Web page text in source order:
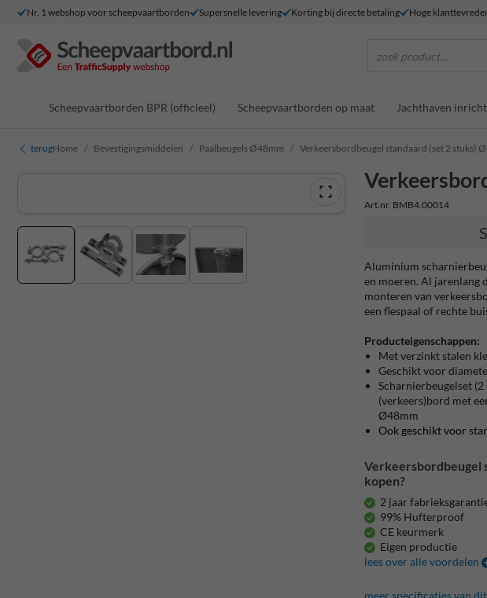
Nr. 1 webshop voor scheepvaartborden Supersnelle levering Korting bij directe betaling Hoge
zoek product...
Scheepvaartborden BPR (officieel) Scheepvaartborden op maat Jachthaven
terugHome Bevestigingsmiddelen Paalbeugels Ø48mm Verkeersbordbeugel standaard (set 2 stuks)
Art.nr. BMB4.00014
Aluminium
en moeren. Al jarenlang
monteren van
een flespaal of rechte
Producteigenschappen:
Met verzinkt stalen
Geschikt voor
Scharnierbeugelset
(verkeers)bord met
Ø48mm
Ook geschikt voor
Verkeersbordbeugel
kopen?
2 jaar
99% Hufterproof
CE keurmerk
Eigen productie
lees over alle voordelen
meer specificaties van